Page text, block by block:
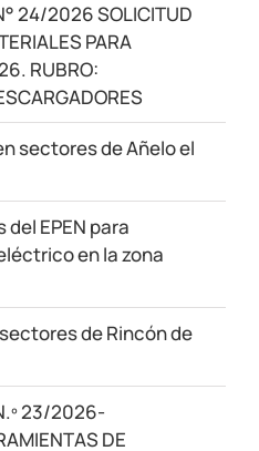
24/2026 SOLICITUD
PARA
RUBRO:
sectores de Añelo el
EPEN para
en la zona
de Rincón de
23/2026-
DE